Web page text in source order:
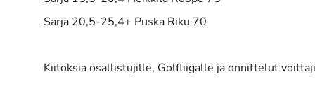
Sarja 20,5-25,4+ Puska Riku 70
Kiitoksia osallistujille, Golfliigalle ja onnittelut